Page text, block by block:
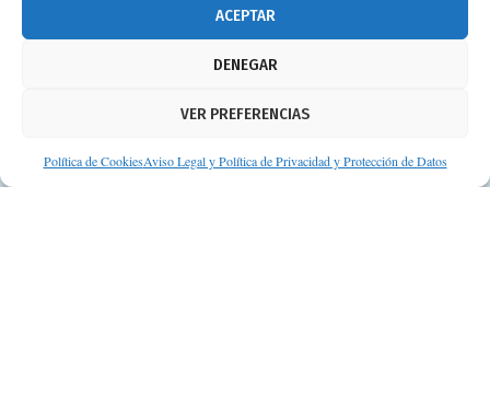
ACEPTAR
DENEGAR
VER PREFERENCIAS
Política de CookiesAviso Legal y Política de Privacidad y Protección de Datos